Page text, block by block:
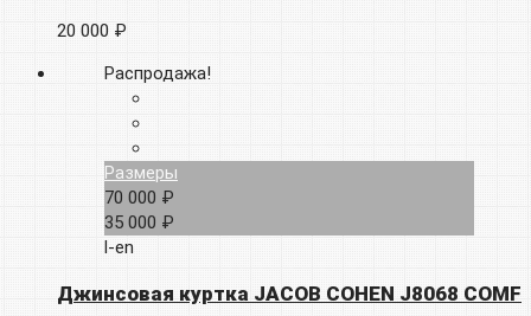
20 000 ₽
Распродажа!
Размеры
70 000 ₽
35 000 ₽
l-en
Джинсовая куртка JACOB COHEN J8068 COMF